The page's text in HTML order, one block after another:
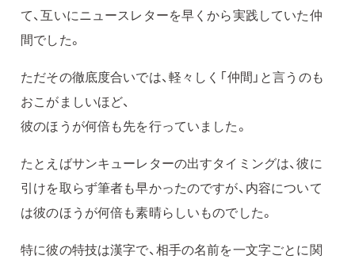
て、互いにニュースレターを早くから実践していた仲
間でした。
ただその徹底度合いでは、軽々しく「仲間」と言うのも
おこがましいほど、
彼のほうが何倍も先を行っていました。
たとえばサンキューレターの出すタイミングは、彼に
引けを取らず筆者も早かったのですが、内容について
は彼のほうが何倍も素晴らしいものでした。
特に彼の特技は漢字で、相手の名前を一文字ごとに関